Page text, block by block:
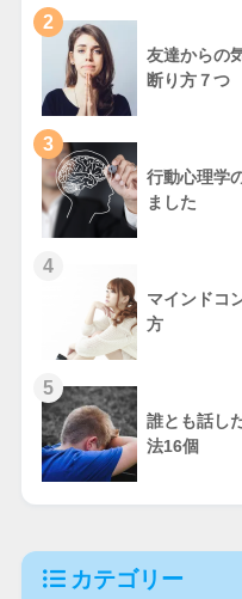
2
友達からの
断り方７つ
3
行動心理学
ました
4
マインドコ
方
5
誰とも話し
法16個
カテゴリー